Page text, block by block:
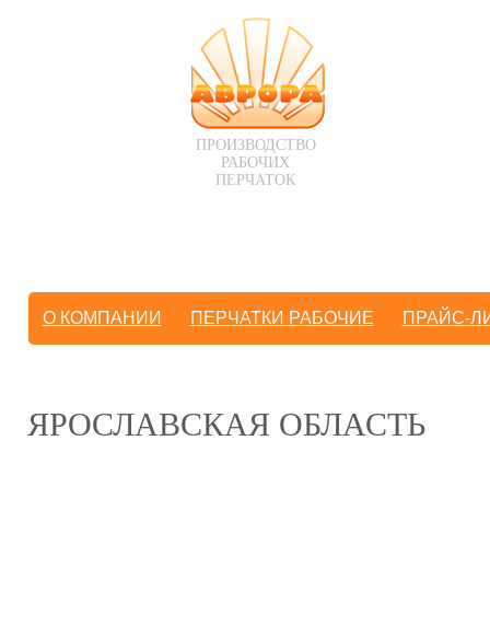
ПРОИЗВОДСТВО
РАБОЧИХ
ПЕРЧАТОК
О КОМПАНИИ ПЕРЧАТКИ РАБОЧИЕ ПРАЙС-
ЯРОСЛАВСКАЯ ОБЛАСТЬ